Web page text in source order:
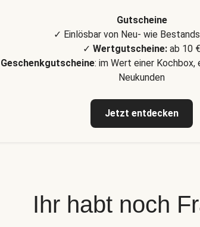
Gutscheine
✓ Einlösbar von Neu- wie
✓ Wertgutscheine: ab 10 €
Geschenkgutscheine: im Wert einer
Neukunden
Jetzt entdecken
Ihr habt noch